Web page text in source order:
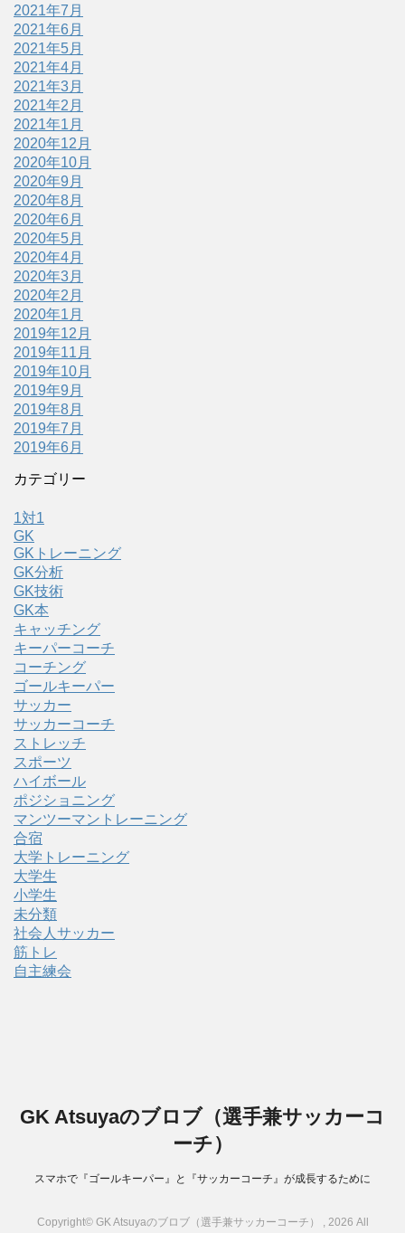
2021年7月
2021年6月
2021年5月
2021年4月
2021年3月
2021年2月
2021年1月
2020年12月
2020年10月
2020年9月
2020年8月
2020年6月
2020年5月
2020年4月
2020年3月
2020年2月
2020年1月
2019年12月
2019年11月
2019年10月
2019年9月
2019年8月
2019年7月
2019年6月
カテゴリー
1対1
GK
GKトレーニング
GK分析
GK技術
GK本
キャッチング
キーパーコーチ
コーチング
ゴールキーパー
サッカー
サッカーコーチ
ストレッチ
スポーツ
ハイボール
ポジショニング
マンツーマントレーニング
合宿
大学トレーニング
大学生
小学生
未分類
社会人サッカー
筋トレ
自主練会
GK Atsuyaのブロブ（選手兼サッカーコ
ーチ）
スマホで『ゴールキーパー』と『サッカーコーチ』が成長するために
Copyright© GK Atsuyaのブロブ（選手兼サッカーコーチ） , 2026 All